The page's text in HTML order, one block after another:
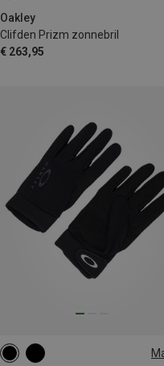
Oakley
Clifden Prizm zonnebril
€ 263,95
S L